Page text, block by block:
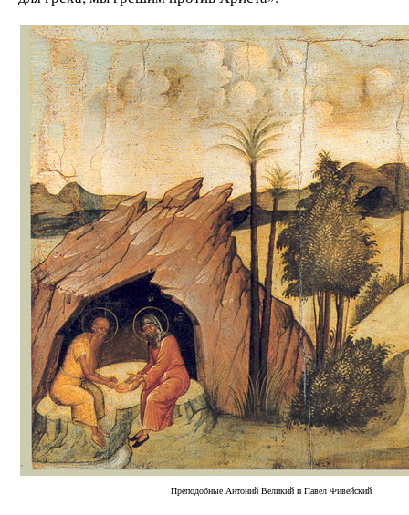
Преподобные Антоний Великий и Павел Фивейский